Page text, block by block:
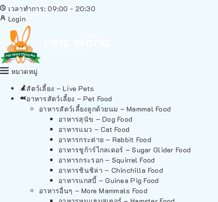
เวลาทำการ: 09:00 - 20:30
Login
หมวดหมู่
สัตว์เลี้ยง – Live Pets
อาหารสัตว์เลี้ยง – Pet Food
อาหารสัตว์เลี้ยงลูกด้วยนม – Mammal Food
อาหารสุนัข – Dog Food
อาหารแมว – Cat Food
อาหารกระต่าย – Rabbit Food
อาหารชูก้าร์ไกลเดอร์ – Sugar Glider Food
อาหารกระรอก – Squirrel Food
อาหารชินชิล่า – Chinchilla Food
อาหารแกสบี้ – Guinea Pig Food
อาหารอื่นๆ – More Mammals Food